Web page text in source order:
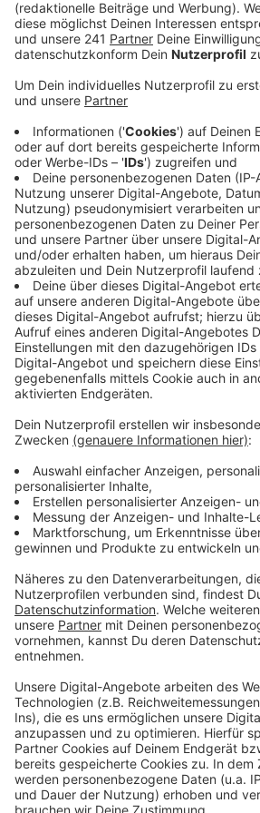
Veröffentlicht:Donnerstag, 16.09.2021
Anzeige
Fest steht, dass es ein Mann war,
natürlichem Wege ums Leben
Sendung gestern gingen 65
Mordkommission ein, zehn davon
nun weiter nach. Außerdem wurden
aufgefunden, darunter eine
und ein Adidas-Turnschuh
Täter hatte eine große
äußerst schwer zugänglich sei,
Wer noch Hinweise zu dem 27 Jahre
kann, meldet sich bitte bei der
DoS
Anzeige
Anzeige
Anzeige
Anzeige
Anzeige